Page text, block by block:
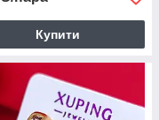
Купити